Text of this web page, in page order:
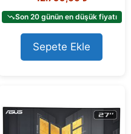
Son 20 günün en düşük fiyatı
Sepete Ekle